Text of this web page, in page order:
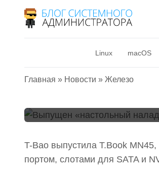
Linux macOS
Главная » Новости » Железо
Выпущен
T-Bao выпустила T.Book
портом, слотами для SATA и